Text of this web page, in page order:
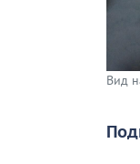
Вид